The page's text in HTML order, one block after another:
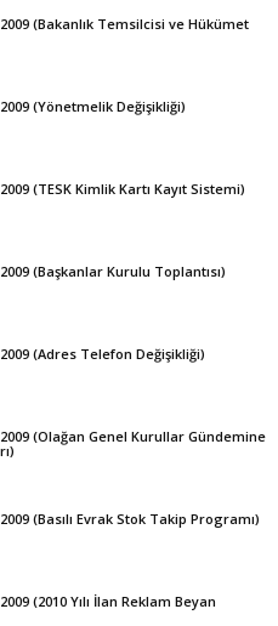
(Bakanlık Temsilcisi ve Hükümet
(Yönetmelik Değişikliği)
(TESK Kimlik Kartı Kayıt Sistemi)
(Başkanlar Kurulu Toplantısı)
(Adres Telefon Değişikliği)
(Olağan Genel Kurullar Gündemine
(Basılı Evrak Stok Takip Programı)
(2010 Yılı İlan Reklam Beyan